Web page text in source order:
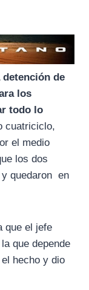
de
los
todo lo
cuatriciclo,
el medio
los dos
y quedaron en
que el jefe
que depende
hecho y dio